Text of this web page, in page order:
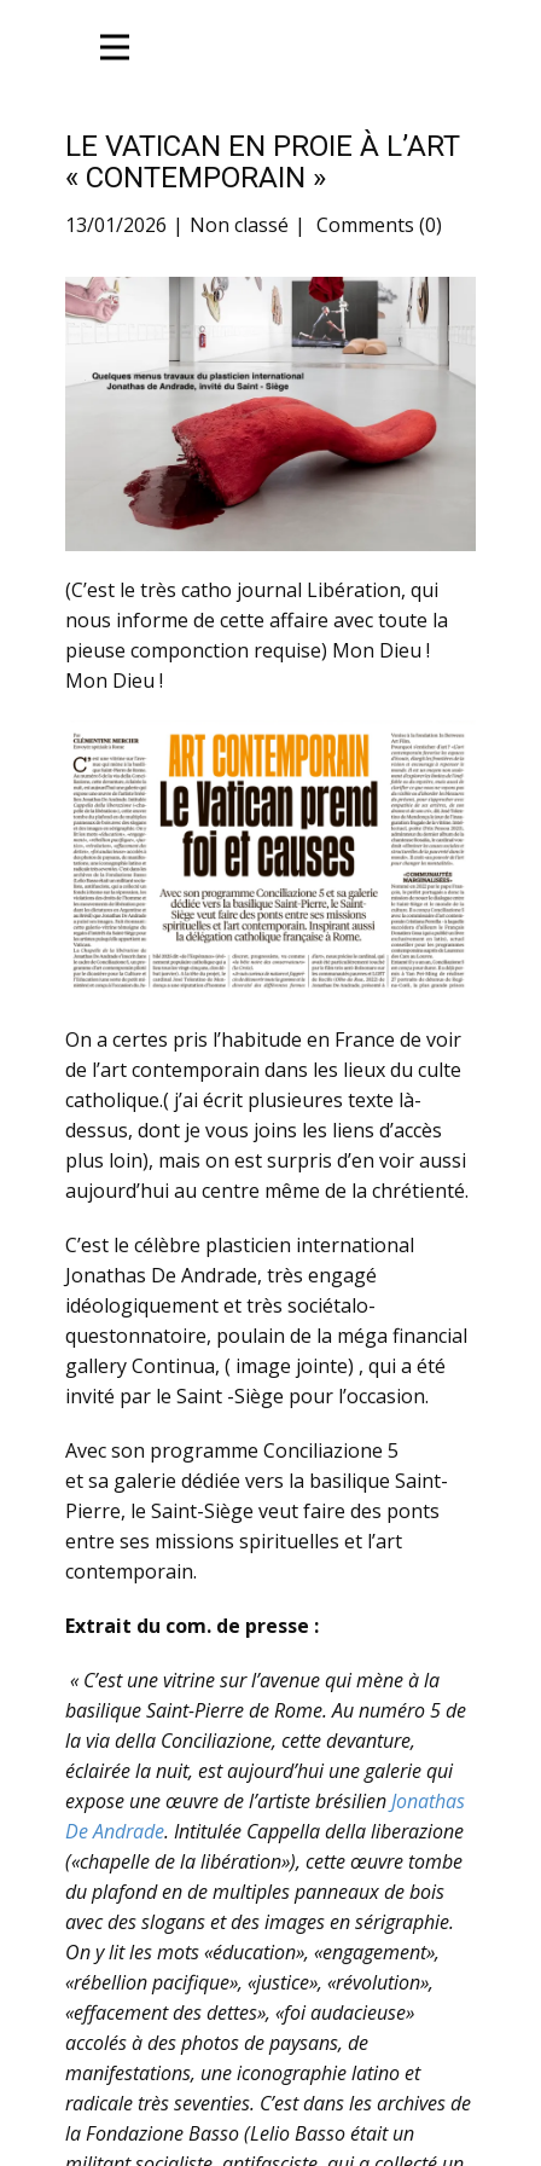
LE VATICAN EN PROIE À L’ART
« CONTEMPORAIN »
13/01/2026 Non classé Comments (0)
(C’est le très catho journal Libération, qui
nous informe de cette affaire avec toute la
pieuse componction requise) Mon Dieu !
Mon Dieu !
On a certes pris l’habitude en France de voir
de l’art contemporain dans les lieux du culte
catholique.( j’ai écrit plusieures texte là-
dessus, dont je vous joins les liens d’accès
plus loin), mais on est surpris d’en voir aussi
aujourd’hui au centre même de la chrétienté.
C’est le célèbre plasticien international
Jonathas De Andrade, très engagé
idéologiquement et très sociétalo-
questonnatoire, poulain de la méga financial
gallery Continua, ( image jointe) , qui a été
invité par le Saint -Siège pour l’occasion.
Avec son programme Conciliazione 5
et sa galerie dédiée vers la basilique Saint-
Pierre, le Saint-Siège veut faire des ponts
entre ses missions spirituelles et l’art
contemporain.
Extrait du com. de presse :
« C’est une vitrine sur l’avenue qui mène à la
basilique Saint-Pierre de Rome. Au numéro 5 de
la via della Conciliazione, cette devanture,
éclairée la nuit, est aujourd’hui une galerie qui
expose une œuvre de l’artiste brésilienJonathas
De Andrade. Intitulée Cappella della liberazione
(«chapelle de la libération»), cette œuvre tombe
du plafond en de multiples panneaux de bois
avec des slogans et des images en sérigraphie.
On y lit les mots «éducation», «engagement»,
«rébellion pacifique», «justice», «révolution»,
«effacement des dettes», «foi audacieuse»
accolés à des photos de paysans, de
manifestations, une iconographie latino et
radicale très seventies. C’est dans les archives de
la Fondazione Basso (Lelio Basso était un